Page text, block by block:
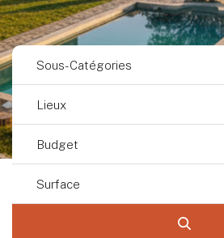
Sous-Catégories
Lieux
Budget
Surface